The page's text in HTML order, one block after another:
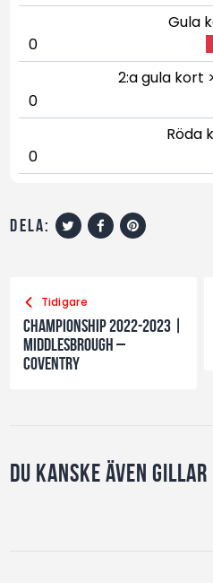
Gula
0
2:a gula kort
0
Röda
0
dela:
Tidigare
Championship 2022-2023 |
Middlesbrough –
Coventry
Du kanske även gillar